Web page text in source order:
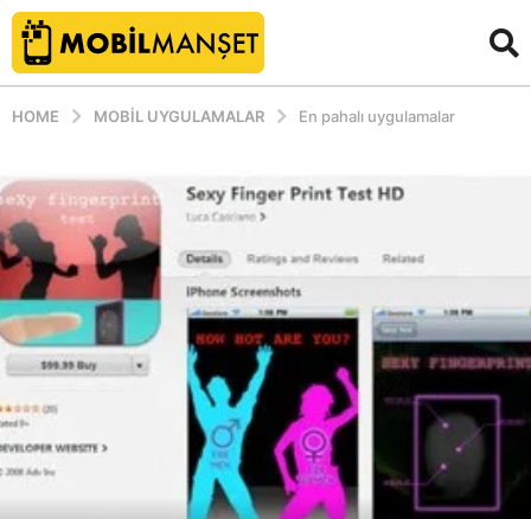
HOME MOBIL UYGULAMALAR En pahalı uygulamalar